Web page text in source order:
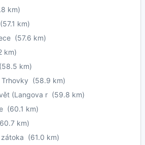
km)
(57.1 km)
(57.6 km)
km)
km)
(58.9 km)
(Langova r (59.8 km)
(60.1 km)
km)
(61.0 km)